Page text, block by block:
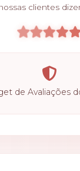
clientes
de Avaliações